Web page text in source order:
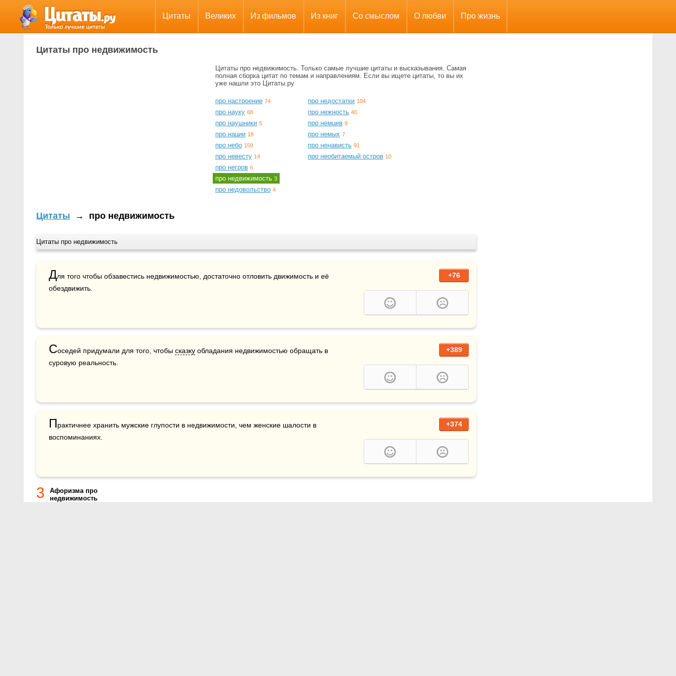
Цитаты Великих Из фильмов Из книг Со смыслом О любви Про жизнь
Цитаты про недвижимость
Цитаты про недвижимость. Только самые лучшие цитаты и высказывания. Самая
полная сборка цитат по темам и направлениям. Если вы ищете цитаты, то вы их
уже нашли это Цитаты.ру
про настроение 74
про науку 68
про наушники 5
про нации 18
про небо 159
про невесту 14
про негров 6
про недвижимость 3
про недовольство 4
про недостатки 104
про нежность 40
про немцев 9
про немых 7
про ненависть 91
про необитаемый остров 10
Цитаты → про недвижимость
Цитаты про недвижимость
+76
Для того чтобы обзавестись недвижимостью, достаточно отловить движимость и её
обездвижить.
+389
Соседей придумали для того, чтобы сказку обладания недвижимостью обращать в
суровую реальность.
+374
Практичнее хранить мужские глупости в недвижимости, чем женские шалости в
воспоминаниях.
3
Афоризма про
недвижимость